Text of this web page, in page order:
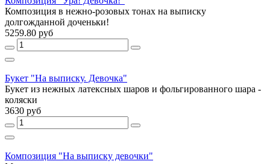
Композиция в нежно-розовых тонах на выписку
долгожданной доченьки!
5259.80 руб
Букет "На выписку. Девочка"
Букет из нежных латексных шаров и фольгированного шара -
коляски
3630 руб
Композиция "На выписку девочки"